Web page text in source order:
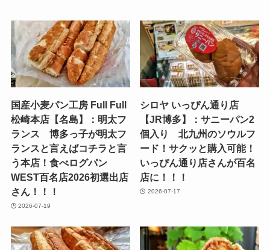
国産小麦パン工房 Full Full
松崎本店【名島】：明太フ
ランス 博多っ子が明太フ
ランスと言えばコチラと言
う本店！食べログパン
WEST百名店2026初選出店
さん！！！
2026-07-19
シロヤ いっぴん通り店
【JR博多】：サニーパン2
個入り 北九州のソウルフ
ード！サクッと購入可能！
いっぴん通り店さんが百名
店に！！！
2026-07-17